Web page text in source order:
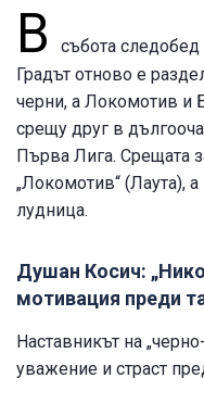
В
събота
Градът отново е
черни, а Локомотив и
срещу друг в
Първа Лига. Срещата
„Локомотив“ (Лаута),
лудница.
Душан Косич:
мотивация преди
Наставникът на
уважение и страст